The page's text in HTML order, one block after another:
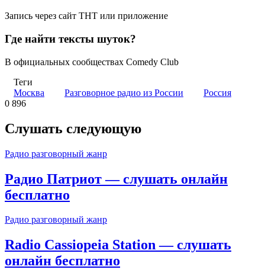
Запись через сайт ТНТ или приложение
Где найти тексты шуток?
В официальных сообществах Comedy Club
Теги
Москва
Разговорное радио из России
Россия
0 896
Слушать следующую
Радио разговорный жанр
Радио Патриот — слушать онлайн
бесплатно
Радио разговорный жанр
Radio Cassiopeia Station — слушать
онлайн бесплатно